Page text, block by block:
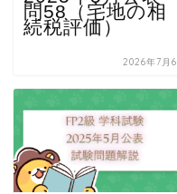
問58（宅地の相
続税評価）
2026年7月